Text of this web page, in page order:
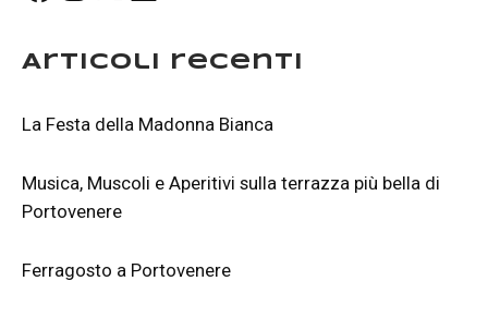
Articoli recenti
La Festa della Madonna Bianca
Musica, Muscoli e Aperitivi sulla terrazza più bella di
Portovenere
Ferragosto a Portovenere